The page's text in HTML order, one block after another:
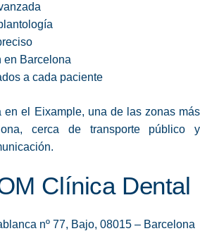
en Barcelona
a cada paciente
en el Eixample, una de las zonas más
cerca de transporte público y
Clínica Dental
nº 77, Bajo, 08015 – Barcelona